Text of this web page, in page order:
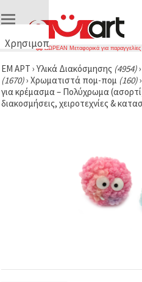
Χρησιμοποιούμε
🍪
Χρησιμοποιούμε
cookies και
παρόμοιες
την
ΔΩΡΕΑΝ Μεταφορικά για
ΕΜ ΑΡΤ › Υλικά Διακόσμησης (4954)›
(1670)› Χρωματιστά πομ-πομ (160)›
για κρέμασμα – Πολύχρωμα
διακοσμήσεις, χειροτεχνίες &